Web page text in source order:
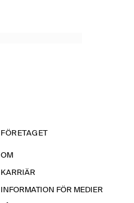
FÖRETAGET
OM
KARRIÄR
INFORMATION FÖR MEDIER